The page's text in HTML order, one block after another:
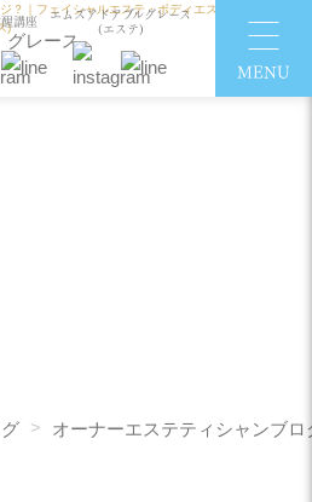
？｜フェイシャルエステ・ボディエステはM's
)講座 エムズアドアブルグレース
(エステ)
オーナーエステティシャンブロ